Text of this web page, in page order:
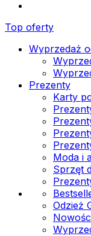
Top oferty
Wyprzedaż
Prezenty
Karty
Moda i
Sprzęt
Odzież